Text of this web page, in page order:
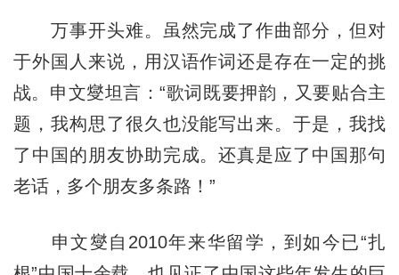
万事开头难。虽然完成了作曲部分，但对
于外国人来说，用汉语作词还是存在一定的挑
战。申文燮坦言：“歌词既要押韵，又要贴合主
题，我构思了很久也没能写出来。于是，我找
了中国的朋友协助完成。还真是应了中国那句
老话，多个朋友多条路！”
申文燮自2010年来华留学，到如今已“扎